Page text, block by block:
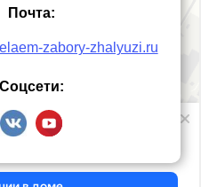
Почта:
zabory-zhalyuzi.ru
Соцсети: